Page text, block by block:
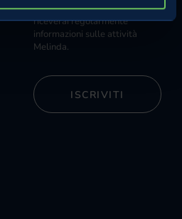
Iscriviti alla nostra newsletter e
riceverai regolarmente
informazioni sulle attività
Melinda.
ISCRIVITI